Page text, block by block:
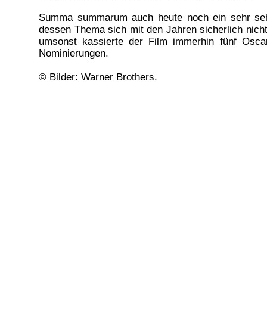
Summa summarum auch heute noch ein sehr
dessen Thema sich mit den Jahren sicherlich
umsonst kassierte der Film immerhin fünf
Nominierungen.
© Bilder: Warner Brothers.